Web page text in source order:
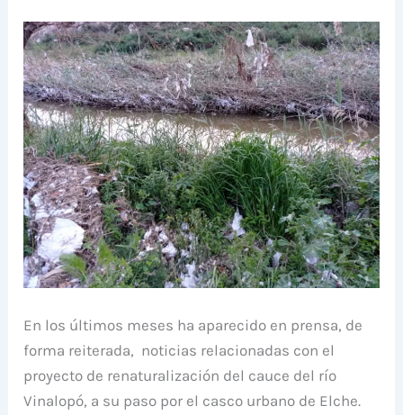
En los últimos meses ha aparecido en prensa, de
forma reiterada, noticias relacionadas con el
proyecto de renaturalización del cauce del río
Vinalopó, a su paso por el casco urbano de Elche.